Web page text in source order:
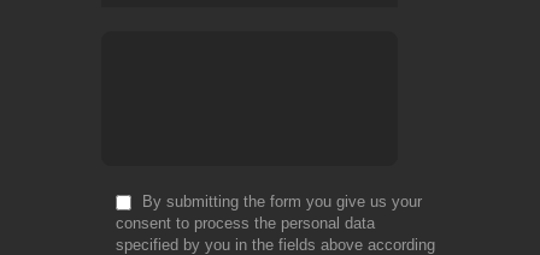
By submitting the form you give us your
consent to process the personal data
specified by you in the fields above according